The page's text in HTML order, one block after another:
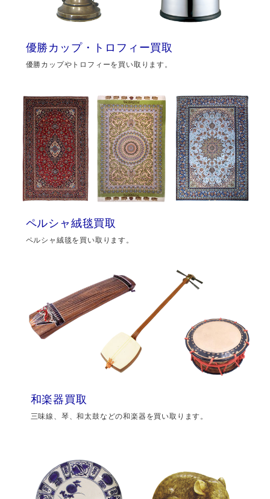
優勝カップ・トロフィー買取
優勝カップやトロフィーを買い取ります。
ペルシャ絨毯買取
ペルシャ絨毯を買い取ります。
和楽器買取
三味線、琴、和太鼓などの和楽器を買い取ります。